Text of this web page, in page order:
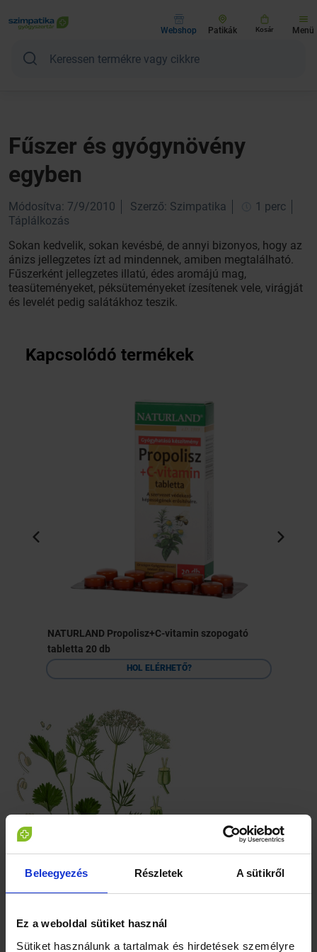
Beleegyezés Részletek A sütikről
Ez a weboldal sütiket használ
Sütiket használunk a tartalmak és hirdetések személyre
Webshop Patikák Kosár Menü
Fűszer és gyógynövény
egyben
Módosítva: 7/9/2010 Szerző: Szimpatika
1 perc
Táplálkozás
Sokan kedvelik, sokan kevésbé, de annyi bizonyos, hogy az
ánizs jellegzetes ízt ad mindennek, amiben megtalálható.
Fűszerként jellegzetes illatú, édes aromájú mag,
teasüteményeket, péksüteményeket ízesítenek vele, virágját
és levelét pedig salátákhoz teszik.
Kapcsolódó termékek
NATURLAND Propolisz+C-vitamin szopogató
tabletta 20 db
HOL ELÉRHETŐ?
Az ernyősvirágzatúak közé tartozó, a Földközi-tenger
magjából készült gyógyteát a népi gyógyászatban